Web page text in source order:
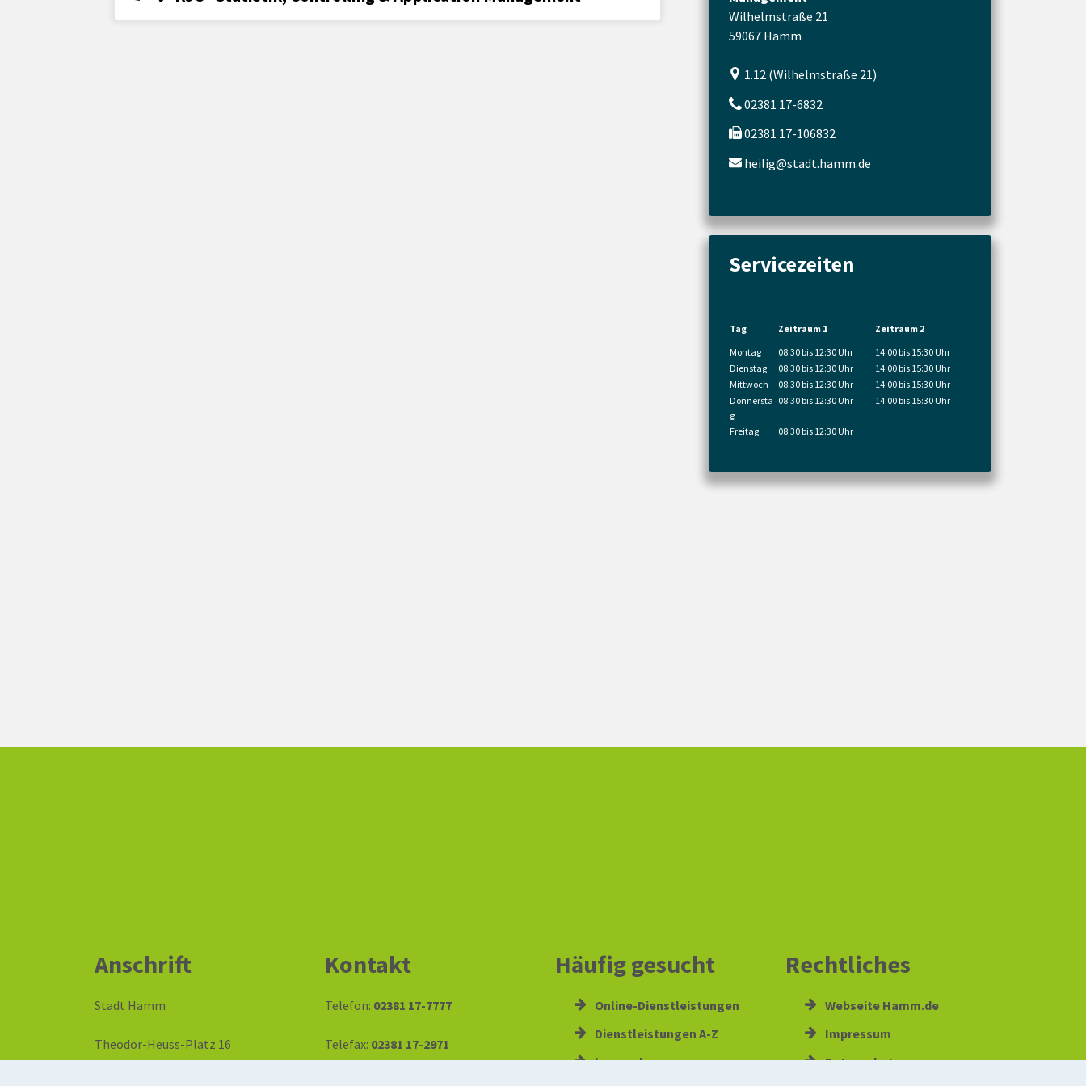
Wilhelmstraße 21
59067 Hamm
1.12 (Wilhelmstraße 21)
02381 17-6832
02381 17-106832
heilig@stadt.hamm.de
Servicezeiten
Tag Zeitraum 1
Zeitraum 2
Montag
08:30 bis 12:30 Uhr
14:00 bis 15:30 Uhr
Dienstag
08:30 bis 12:30 Uhr
14:00 bis 15:30 Uhr
Mittwoch
08:30 bis 12:30 Uhr
14:00 bis 15:30 Uhr
Donnersta
g
08:30 bis 12:30 Uhr 14:00 bis 15:30 Uhr
Freitag 08:30 bis 12:30 Uhr
Anschrift
Stadt Hamm
Theodor-Heuss-Platz 16
Kontakt
Telefon: 02381 17-7777
Telefax: 02381 17-2971
Häufig gesucht
Online-Dienstleistungen
Dienstleistungen A-Z
hamm.de
Rechtliches
Webseite Hamm.de
Impressum
Datenschutz